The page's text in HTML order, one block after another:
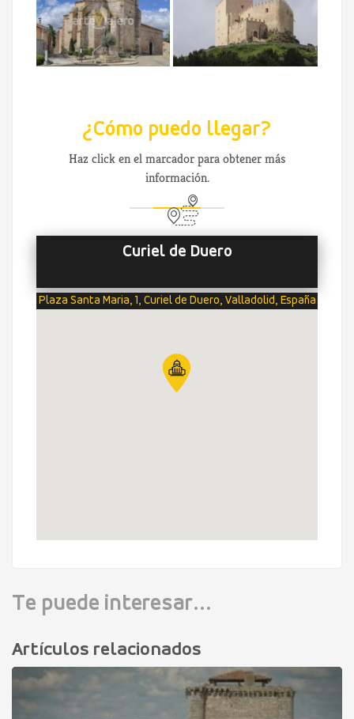
¿Cómo puedo llegar?
Haz click en el marcador para obtener más
información.
Curiel de Duero
Plaza Santa Maria, 1, Curiel de Duero, Valladolid, España
Te puede interesar...
Artículos relacionados